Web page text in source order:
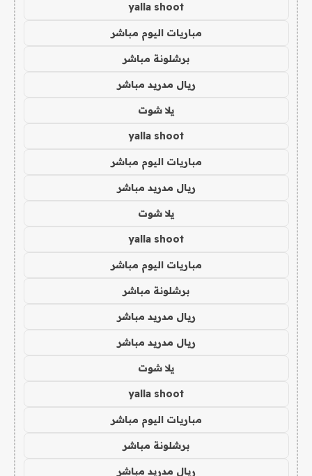
yalla shoot
مباريات اليوم مباشر
برشلونة مباشر
ريال مدريد مباشر
يلا شوت
yalla shoot
مباريات اليوم مباشر
ريال مدريد مباشر
يلا شوت
yalla shoot
مباريات اليوم مباشر
برشلونة مباشر
ريال مدريد مباشر
ريال مدريد مباشر
يلا شوت
yalla shoot
مباريات اليوم مباشر
برشلونة مباشر
ريال مدريد مباشر